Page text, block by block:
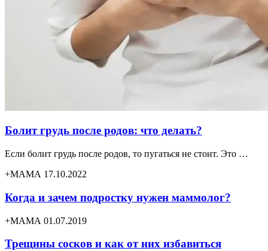
Болит грудь после родов: что делать?
Если болит грудь после родов, то пугаться не стоит. Это …
+МАМА 17.10.2022
Когда и зачем подростку нужен маммолог?
+МАМА 01.07.2019
Трещины сосков и как от них избавиться